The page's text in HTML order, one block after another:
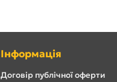
Інформація
Договір публічної оферти